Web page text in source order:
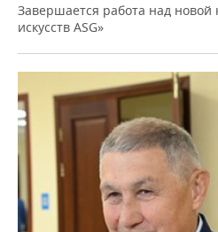
Завершается работа над
искусств ASG»